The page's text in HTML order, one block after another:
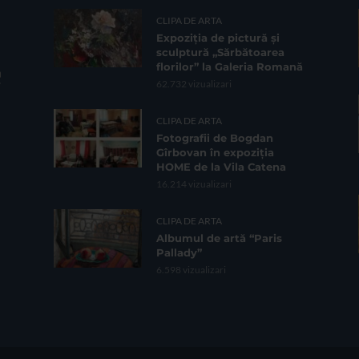
CLIPA DE ARTA
Expoziția de pictură și
sculptură „Sărbătoarea
florilor” la Galeria Romană
62.732 vizualizari
CLIPA DE ARTA
Fotografii de Bogdan
Gîrbovan în expoziția
HOME de la Vila Catena
16.214 vizualizari
CLIPA DE ARTA
Albumul de artă “Paris
Pallady”
6.598 vizualizari